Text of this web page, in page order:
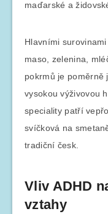
maďarské a
Hlavními
maso, zelenina,
pokrmů je poměrně
vysokou výživovou
speciality patří
svíčková na
tradiční česk.
Vliv ADHD
vztahy